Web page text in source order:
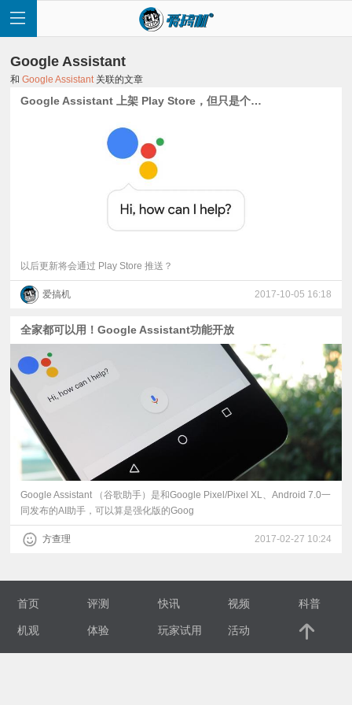
讯
评
测
视
频
科
普
题
Google Assistant
和Google Assistant关联的文章
Google Assistant 上架 Play Store，但只是个快捷方式
以后更新将会通过 Play Store 推送？
爱搞机 2017-10-05 16:18
全家都可以用！Google Assistant功能开放
Google Assistant （谷歌助手）是和Google Pixel/Pixel XL、Android 7.0一
同发布的AI助手，可以算是强化版的Goog
方查理 2017-02-27 10:24
首页 评测 快讯 视频 科普
机观 体验 玩家试用 活动